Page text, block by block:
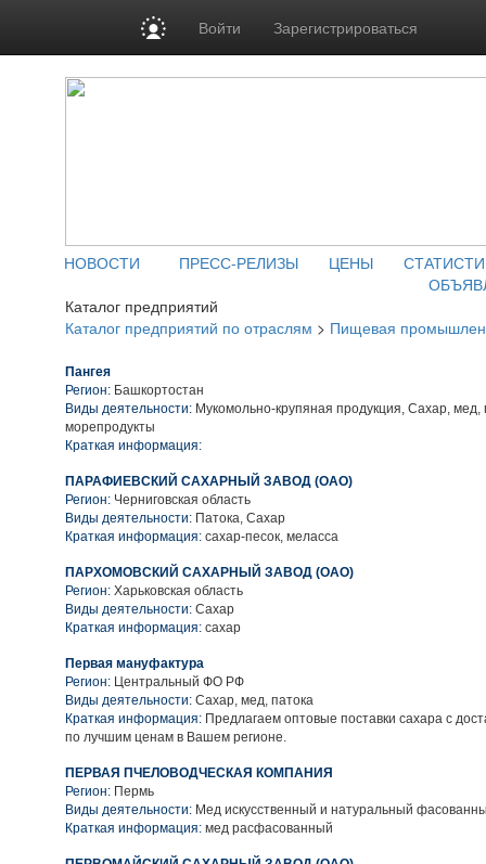
Войти Зарегистрироваться
НОВОСТИ ПРЕСС-РЕЛИЗЫ ЦЕНЫ
Каталог предприятий
Каталог предприятий по отраслям > Пищевая
Пангея
Регион: Башкортостан
Виды деятельности: Мукомольно-крупяная продукция, Сахар, мед,
морепродукты
Краткая информация:
ПАРАФИЕВСКИЙ САХАРНЫЙ ЗАВОД (ОАО)
Регион: Черниговская область
Виды деятельности: Патока, Сахар
Краткая информация: сахар-песок, меласса
ПАРХОМОВСКИЙ САХАРНЫЙ ЗАВОД (ОАО)
Регион: Харьковская область
Виды деятельности: Сахар
Краткая информация: сахар
Первая мануфактура
Регион: Центральный ФО РФ
Виды деятельности: Сахар, мед, патока
Краткая информация: Предлагаем оптовые поставки сахара с
по лучшим ценам в Вашем регионе.
ПЕРВАЯ ПЧЕЛОВОДЧЕСКАЯ КОМПАНИЯ
Регион: Пермь
Виды деятельности: Мед искусственный и натуральный
Краткая информация: мед расфасованный